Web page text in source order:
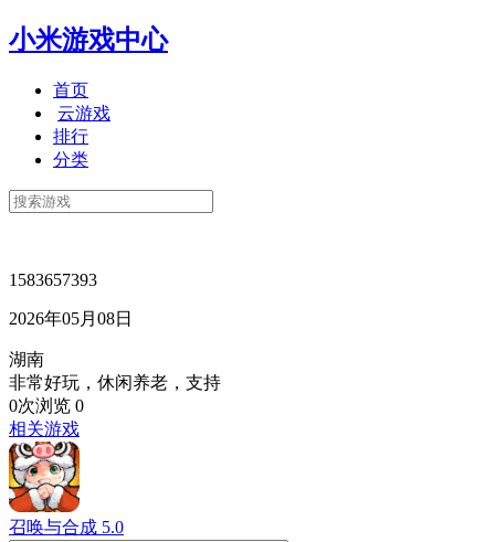
小米游戏中心
首页
云游戏
排行
分类
1583657393
2026年05月08日
湖南
非常好玩，休闲养老，支持
0次浏览 0
相关游戏
召唤与合成 5.0